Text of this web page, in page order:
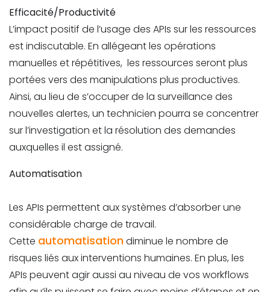
Efficacité/Productivité
L’impact positif de l’usage des APIs sur les ressources
est indiscutable. En allégeant les opérations
manuelles et répétitives, les ressources seront plus
portées vers des manipulations plus productives.
Ainsi, au lieu de s’occuper de la surveillance des
nouvelles alertes, un technicien pourra se concentrer
sur l’investigation et la résolution des demandes
auxquelles il est assigné.
Automatisation
Les APIs permettent aux systèmes d’absorber une
considérable charge de travail.
Cette automatisationdiminue le nombre de
risques liés aux interventions humaines. En plus, les
APIs peuvent agir aussi au niveau de vos workflows